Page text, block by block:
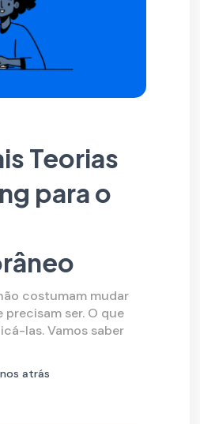
Teorias
para o
costumam mudar
ser. O que
las. Vamos saber
atrás